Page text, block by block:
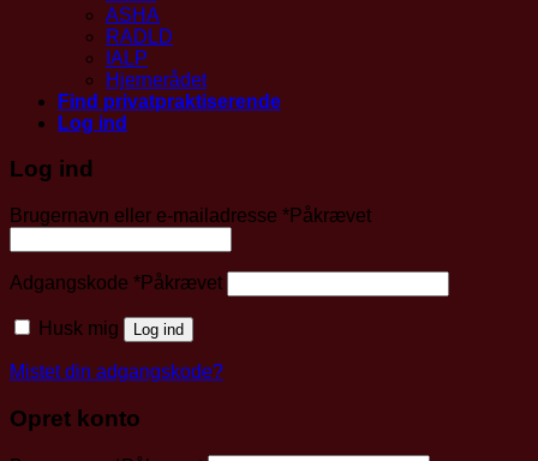
ASHA
RADLD
IALP
Hjernerådet
Find privatpraktiserende
Log ind
Log ind
Brugernavn eller e-mailadresse *Påkrævet
Adgangskode *Påkrævet
Husk mig Log ind
Mistet din adgangskode?
Opret konto